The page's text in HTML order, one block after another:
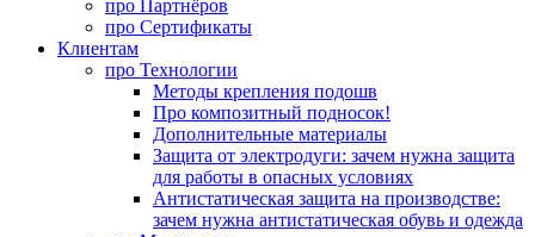
про Партнёров
про Сертификаты
Клиентам
про Технологии
Методы крепления подошв
Про композитный подносок!
Дополнительные материалы
Защита от электродуги: зачем нужна защита
для работы в опасных условиях
Антистатическая защита на производстве:
зачем нужна антистатическая обувь и одежда